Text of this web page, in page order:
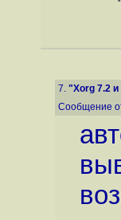
7. "Xorg 7.2 и
Сообщение